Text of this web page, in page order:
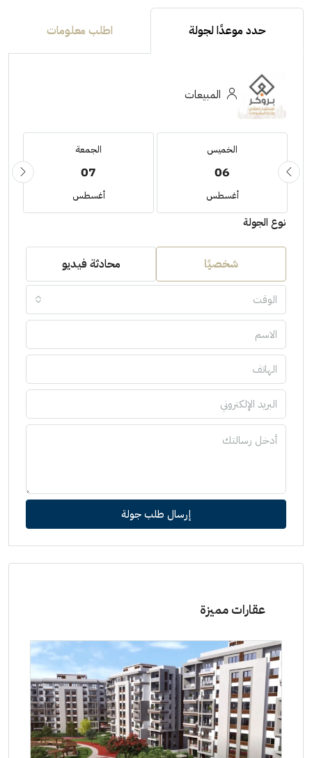
حدد موعدًا لجولة اطلب معلومات
المبيعات
الخميس
06
أغسطس
الجمعة
07
أغسطس
نوع الجولة
شخصيًا محادثة فيديو
الوقت
إرسال طلب جولة
عقارات مميزة